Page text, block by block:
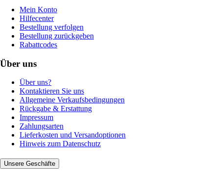
Mein Konto
Hilfecenter
Bestellung verfolgen
Bestellung zurückgeben
Rabattcodes
Über uns
Über uns?
Kontaktieren Sie uns
Allgemeine Verkaufsbedingungen
Rückgabe & Erstattung
Impressum
Zahlungsarten
Lieferkosten und Versandoptionen
Hinweis zum Datenschutz
Unsere Geschäfte